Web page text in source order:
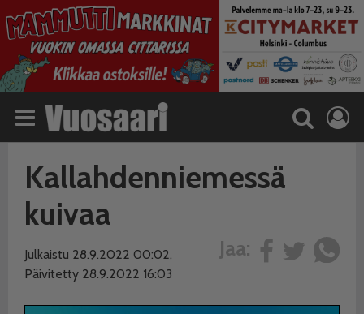
Kallahdenniemessä
kuivaa
Jaa:
Julkaistu 28.9.2022 00:02,
Päivitetty 28.9.2022 16:03